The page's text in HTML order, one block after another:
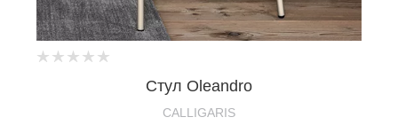
Стул Oleandro
CALLIGARIS